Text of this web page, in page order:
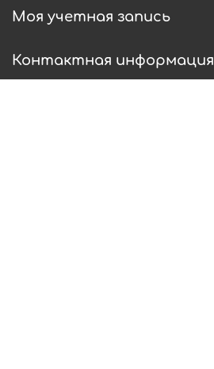
Моя учетная запись
Контактная информация